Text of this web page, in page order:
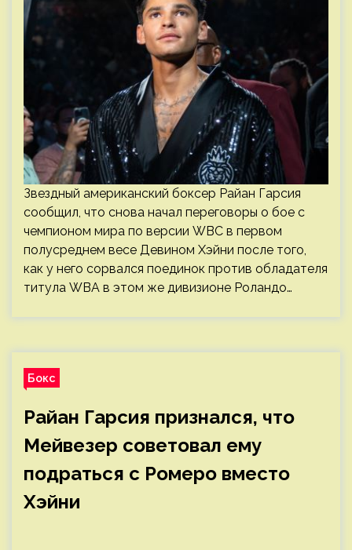
Звездный американский боксер Райан Гарсия
сообщил, что снова начал переговоры о бое с
чемпионом мира по версии WBC в первом
полусреднем весе Девином Хэйни после того,
как у него сорвался поединок против обладателя
титула WBA в этом же дивизионе Роландо…
Бокс
Райан Гарсия признался, что
Мейвезер советовал ему
подраться с Ромеро вместо
Хэйни